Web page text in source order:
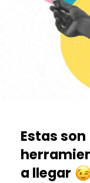
Estas son
a llegar